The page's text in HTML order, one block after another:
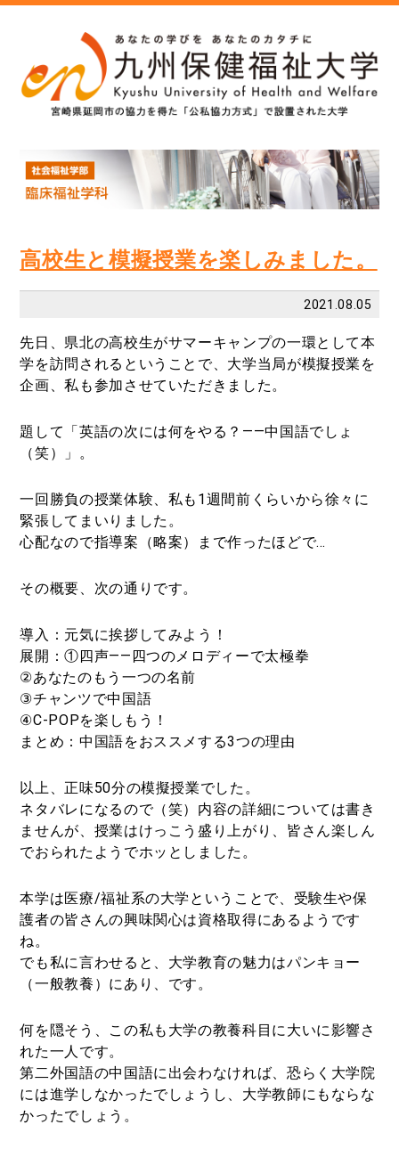
高校生と模擬授業を楽しみました。
2021.08.05
先日、県北の高校生がサマーキャンプの一環として本
学を訪問されるということで、大学当局が模擬授業を
企画、私も参加させていただきました。
題して「英語の次には何をやる？――中国語でしょ
（笑）」。
一回勝負の授業体験、私も1週間前くらいから徐々に
緊張してまいりました。
心配なので指導案（略案）まで作ったほどで…
その概要、次の通りです。
導入：元気に挨拶してみよう！
展開：①四声――四つのメロディーで太極拳
②あなたのもう一つの名前
③チャンツで中国語
④C-POPを楽しもう！
まとめ：中国語をおススメする3つの理由
以上、正味50分の模擬授業でした。
ネタバレになるので（笑）内容の詳細については書き
ませんが、授業はけっこう盛り上がり、皆さん楽しん
でおられたようでホッとしました。
本学は医療/福祉系の大学ということで、受験生や保
護者の皆さんの興味関心は資格取得にあるようです
ね。
でも私に言わせると、大学教育の魅力はパンキョー
（一般教養）にあり、です。
何を隠そう、この私も大学の教養科目に大いに影響さ
れた一人です。
第二外国語の中国語に出会わなければ、恐らく大学院
には進学しなかったでしょうし、大学教師にもならな
かったでしょう。